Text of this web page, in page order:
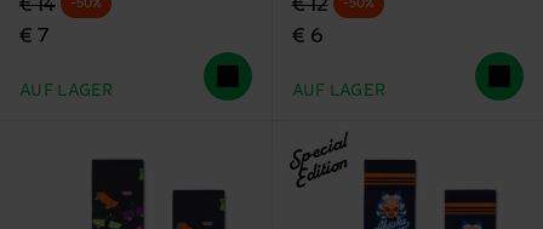
€ 14
€ 7
-50%
AUF LAGER
€ 12
€ 6
-50%
AUF LAGER
Special
Edition